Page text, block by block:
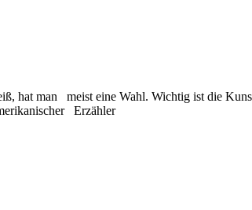
hat man meist eine Wahl. Wichtig ist die
Erzähler